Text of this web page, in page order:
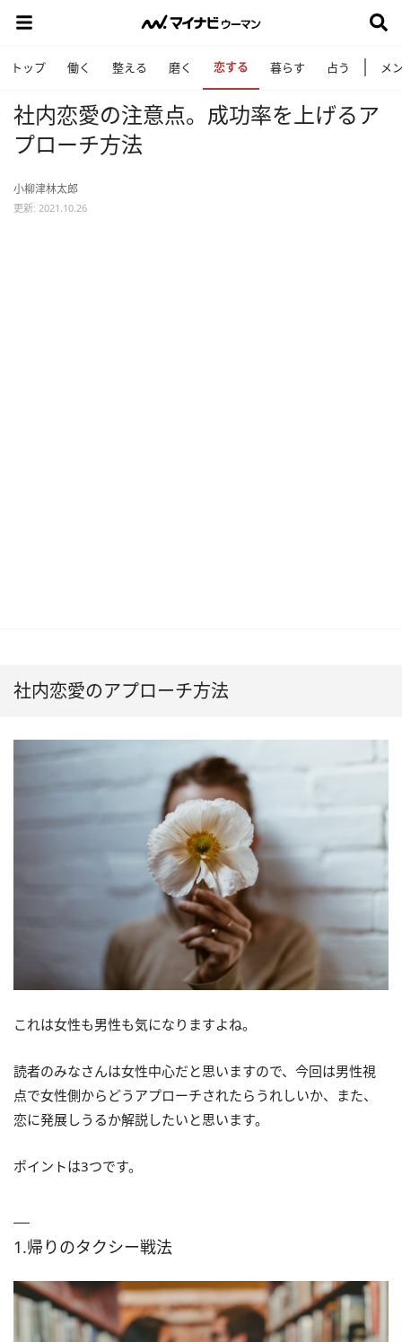
トップ 働く 整える 磨く 恋する 暮らす 占う メ
社内恋愛の注意点。成功率を上げるア
プローチ方法
小柳津林太郎
更新: 2021.10.26
社内恋愛のアプローチ方法
これは女性も男性も気になりますよね。
読者のみなさんは女性中心だと思いますので、今回は男性視
点で女性側からどうアプローチされたらうれしいか、また、
恋に発展しうるか解説したいと思います。
ポイントは3つです。
1.帰りのタクシー戦法